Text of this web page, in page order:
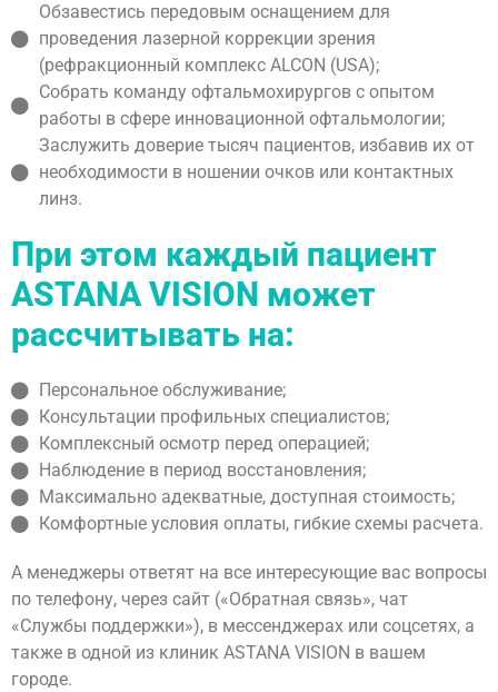
Обзавестись передовым оснащением для
проведения лазерной коррекции зрения
(рефракционный комплекс ALCON (USA);
Собрать команду офтальмохирургов с опытом
работы в сфере инновационной офтальмологии;
Заслужить доверие тысяч пациентов, избавив их от
необходимости в ношении очков или контактных
линз.
При этом каждый пациент
ASTANA VISION может
рассчитывать на:
Персональное обслуживание;
Консультации профильных специалистов;
Комплексный осмотр перед операцией;
Наблюдение в период восстановления;
Максимально адекватные, доступная стоимость;
Комфортные условия оплаты, гибкие схемы расчета.
А менеджеры ответят на все интересующие вас вопросы
по телефону, через сайт («Обратная связь», чат
«Службы поддержки»), в мессенджерах или соцсетях, а
также в одной из клиник ASTANA VISION в вашем
городе.